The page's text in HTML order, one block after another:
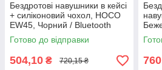
Бездротові навушники в кейсі
+ силіконовий чохол, HOCO
EW45, Чорний / Bluetooth
навушники / Навушники
вкладиші / Навушники блютуз
Готово до відправки
504,10 ₴ 720,15 ₴